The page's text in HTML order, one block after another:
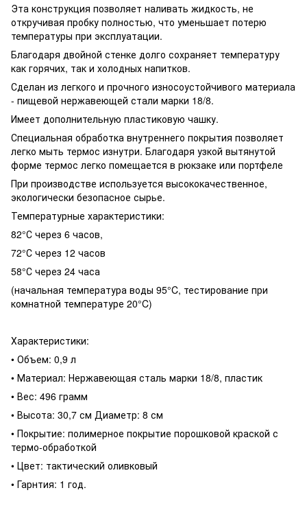
Эта конструкция позволяет наливать жидкость, не
откручивая пробку полностью, что уменьшает потерю
температуры при эксплуатации.
Благодаря двойной стенке долго сохраняет температуру
как горячих, так и холодных напитков.
Сделан из легкого и прочного износоустойчивого материала
- пищевой нержавеющей стали марки 18/8.
Имеет дополнительную пластиковую чашку.
Специальная обработка внутреннего покрытия позволяет
легко мыть термос изнутри. Благодаря узкой вытянутой
форме термос легко помещается в рюкзаке или портфеле
При производстве используется высококачественное,
экологически безопасное сырье.
Температурные характеристики:
82°С через 6 часов,
72°С через 12 часов
58°С через 24 часа
(начальная температура воды 95°C, тестирование при
комнатной температуре 20°C)
Характеристики:
• Объем: 0,9 л
• Материал: Нержавеющая сталь марки 18/8, пластик
• Вес: 496 грамм
• Высота: 30,7 см Диаметр: 8 см
• Покрытие: полимерное покрытие порошковой краской с
термо-обработкой
• Цвет: тактический оливковый
• Гарнтия: 1 год.